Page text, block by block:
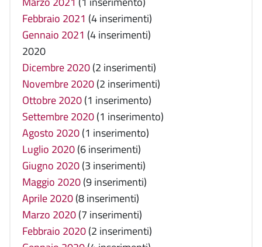
Febbraio 2021 (4 inserimenti)
Gennaio 2021 (4 inserimenti)
2020
Dicembre 2020(2 inserimenti)
Novembre 2020(2 inserimenti)
Ottobre 2020(1 inserimento)
Settembre 2020(1 inserimento)
Agosto 2020(1 inserimento)
Luglio 2020(6 inserimenti)
Giugno 2020(3 inserimenti)
Maggio 2020(9 inserimenti)
Aprile 2020(8 inserimenti)
Marzo 2020(7 inserimenti)
Febbraio 2020(2 inserimenti)